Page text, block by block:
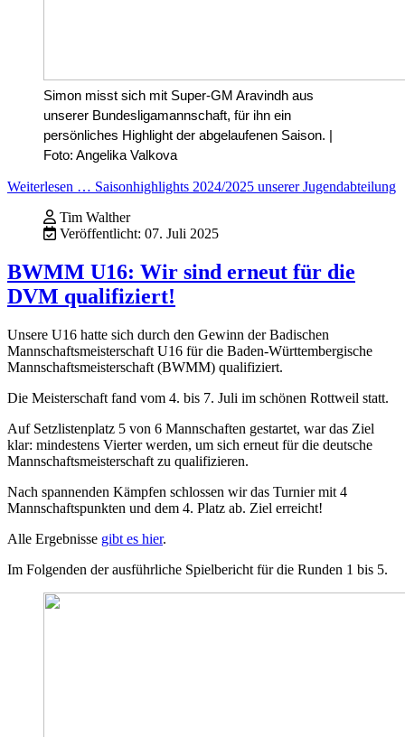
Simon misst sich mit Super-GM Aravindh aus
unserer Bundesligamannschaft, für ihn ein
persönliches Highlight der abgelaufenen Saison. |
Foto: Angelika Valkova
Weiterlesen … Saisonhighlights 2024/2025 unserer Jugendabteilung
Tim Walther
Veröffentlicht: 07. Juli 2025
BWMM U16: Wir sind erneut für die
DVM qualifiziert!
Unsere U16 hatte sich durch den Gewinn der Badischen
Mannschaftsmeisterschaft U16 für die Baden-Württembergische
Mannschaftsmeisterschaft (BWMM) qualifiziert.
Die Meisterschaft fand vom 4. bis 7. Juli im schönen Rottweil statt.
Auf Setzlistenplatz 5 von 6 Mannschaften gestartet, war das Ziel
klar: mindestens Vierter werden, um sich erneut für die deutsche
Mannschaftsmeisterschaft zu qualifizieren.
Nach spannenden Kämpfen schlossen wir das Turnier mit 4
Mannschaftspunkten und dem 4. Platz ab. Ziel erreicht!
Alle Ergebnisse gibt es hier.
Im Folgenden der ausführliche Spielbericht für die Runden 1 bis 5.